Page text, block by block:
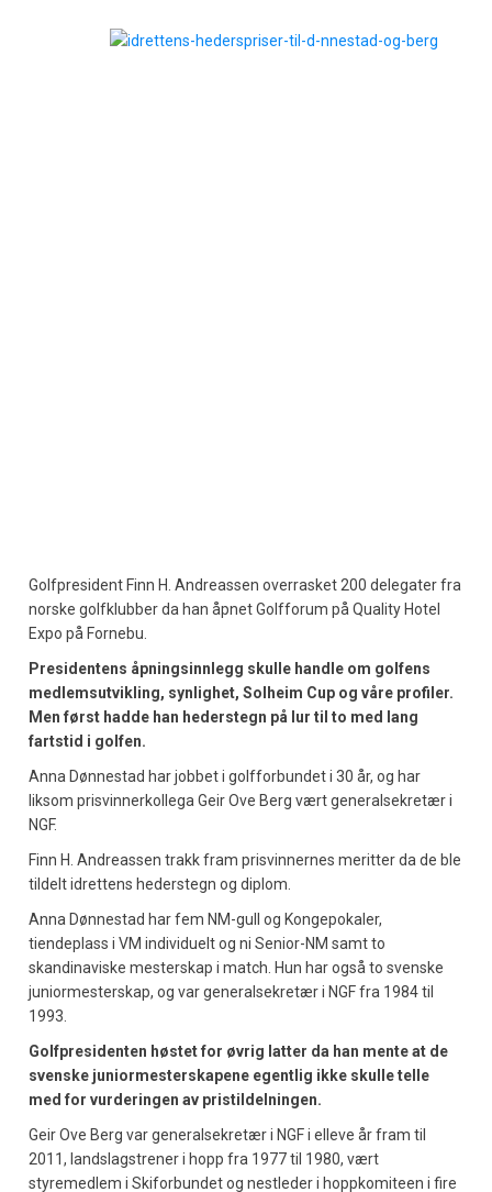
Golfpresident Finn H. Andreassen overrasket 200 delegater fra
norske golfklubber da han åpnet Golfforum på Quality Hotel
Expo på Fornebu.
Presidentens åpningsinnlegg skulle handle om golfens
medlemsutvikling, synlighet, Solheim Cup og våre profiler.
Men først hadde han hederstegn på lur til to med lang
fartstid i golfen.
Anna Dønnestad har jobbet i golfforbundet i 30 år, og har
liksom prisvinnerkollega Geir Ove Berg vært generalsekretær i
NGF.
Finn H. Andreassen trakk fram prisvinnernes meritter da de ble
tildelt idrettens hederstegn og diplom.
Anna Dønnestad har fem NM-gull og Kongepokaler,
tiendeplass i VM individuelt og ni Senior-NM samt to
skandinaviske mesterskap i match. Hun har også to svenske
juniormesterskap, og var generalsekretær i NGF fra 1984 til
1993.
Golfpresidenten høstet for øvrig latter da han mente at de
svenske juniormesterskapene egentlig ikke skulle telle
med for vurderingen av pristildelningen.
Geir Ove Berg var generalsekretær i NGF i elleve år fram til
2011, landslagstrener i hopp fra 1977 til 1980, vært
styremedlem i Skiforbundet og nestleder i hoppkomiteen i fire